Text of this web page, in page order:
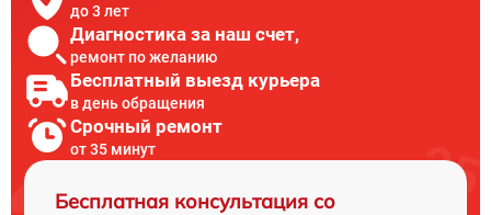
до 3 лет
Диагностика за наш счет,
ремонт по желанию
Бесплатный выезд курьера
в день обращения
Срочный ремонт
от 35 минут
Бесплатная консультация со